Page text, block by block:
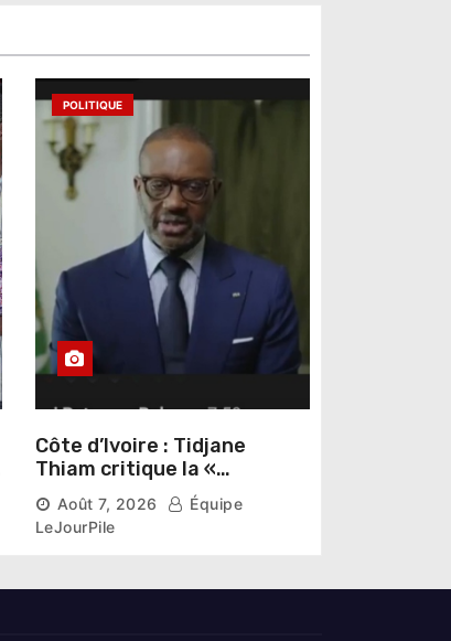
POLITIQUE
Côte d’Ivoire : Tidjane
Thiam critique la «
judiciarisation » de la
politique et appelle à
poursuivre l’apaisement
Août 7, 2026
Équipe
LeJourPile